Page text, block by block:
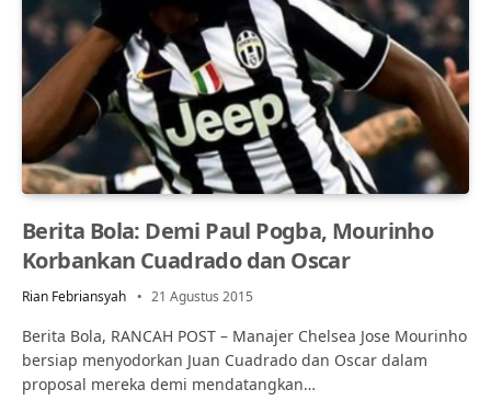
Berita Bola: Demi Paul Pogba, Mourinho
Korbankan Cuadrado dan Oscar
Rian Febriansyah 21 Agustus 2015
Berita Bola, RANCAH POST – Manajer Chelsea Jose Mourinho
bersiap menyodorkan Juan Cuadrado dan Oscar dalam
proposal mereka demi mendatangkan…